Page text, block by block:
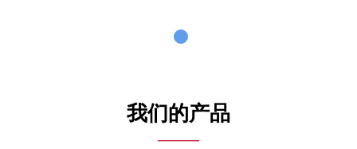
我们的产品
——